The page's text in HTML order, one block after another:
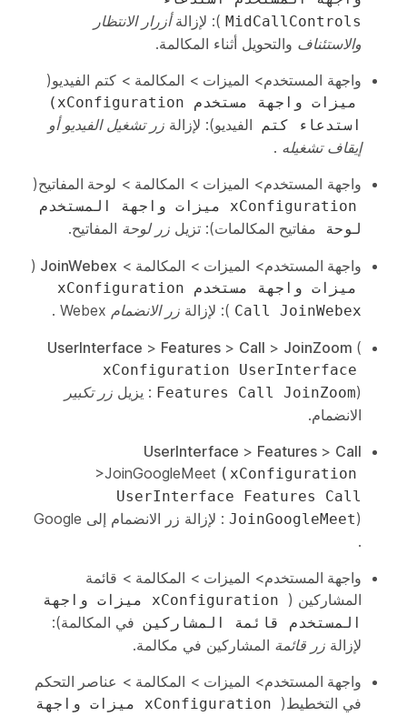
MidCallControls ): لإزالةأزرار الانتظار
والاستئناف والتحويل أثناء المكالمة.
واجهة المستخدم> الميزات > المكالمة > كتم الفيديو(
ميزات واجهة مستخدم xConfiguration)
استدعاء كتم
الفيديو): لإزالة زر تشغيل الفيديو أو
إيقاف تشغيله .
واجهة المستخدم> الميزات > المكالمة > لوحة المفاتيح(
xConfiguration ميزات واجهة المستخدم
لوحة
مفاتيح المكالمات): تزيل زر لوحة المفاتيح.
واجهة المستخدم> الميزات > المكالمة >
JoinWebex
(
ميزات واجهة مستخدم xConfiguration
Call JoinWebex ): لإزالة زر الانضمام Webex .
UserInterface > Features > Call > JoinZoom (
xConfiguration UserInterface
Features Call JoinZoom): يزيل
زر تكبير
الانضمام.
UserInterface > Features > Call
>JoinGoogleMeet ( xConfiguration
UserInterface Features Call
JoinGoogleMeet): لإزالة زر الانضمام إلى
Google
.
واجهة المستخدم> الميزات > المكالمة > قائمة
المشاركين (
xConfiguration ميزات واجهة
المستخدم قائمة المشاركين في المكالمة):
لإزالة زر قائمة المشاركين في مكالمة.
واجهة المستخدم> الميزات > المكالمة > عناصر التحكم
في التخطيط(
xConfiguration ميزات واجهة